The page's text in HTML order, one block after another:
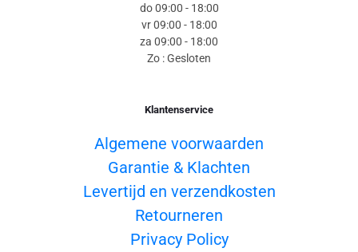
do 09:00 - 18:00
vr 09:00 - 18:00
za 09:00 - 18:00
Zo : Gesloten
Klantenservice
Algemene voorwaarden
Garantie & Klachten
Levertijd en verzendkosten
Retourneren
Privacy Policy